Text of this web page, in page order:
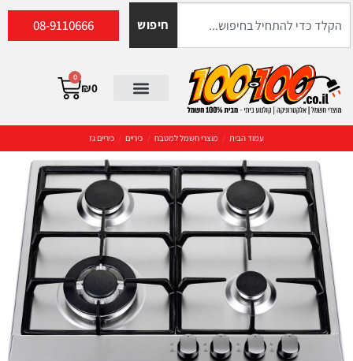
חיפוש 08-9110666
₪0
0
עמוד הבית / מוצרי חשמל למטבח / כיריים / כיריים גז